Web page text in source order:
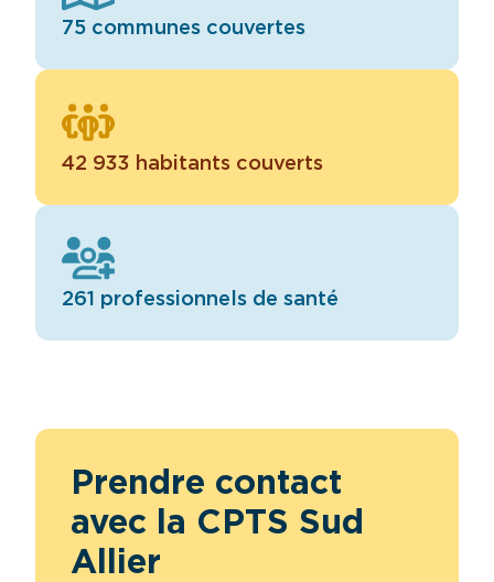
75 communes couvertes
42 933 habitants couverts
261 professionnels de santé
Prendre contact
avec la CPTS Sud
Allier